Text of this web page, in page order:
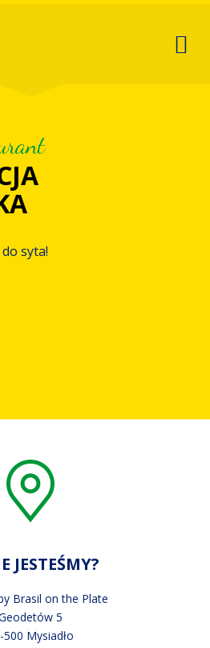
syta!
JESTEŚMY?
Brasil on the Plate
5
500 Mysiadło